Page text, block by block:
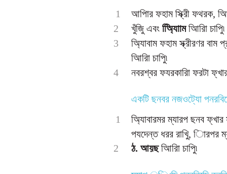
1
আপিার ফহাম স্ক্রীি ফথরক,
2
খুঁজুি এবং অ্যািিামআিরিা চাপুি৷
3
অ্যািবাম ফহাম স্ক্রীরণর
আিরিা চাপুি৷
4
নবরশ্বর ফযরকারিা ফরটা
একটি ছনবর নজওট্যাে
1
অ্যািবারমর ম্যারপ ছনব
পযদেন্ত ধরর রাখুি, িারপর
2
ঠ. আয়ছআিরিা চাপুি৷